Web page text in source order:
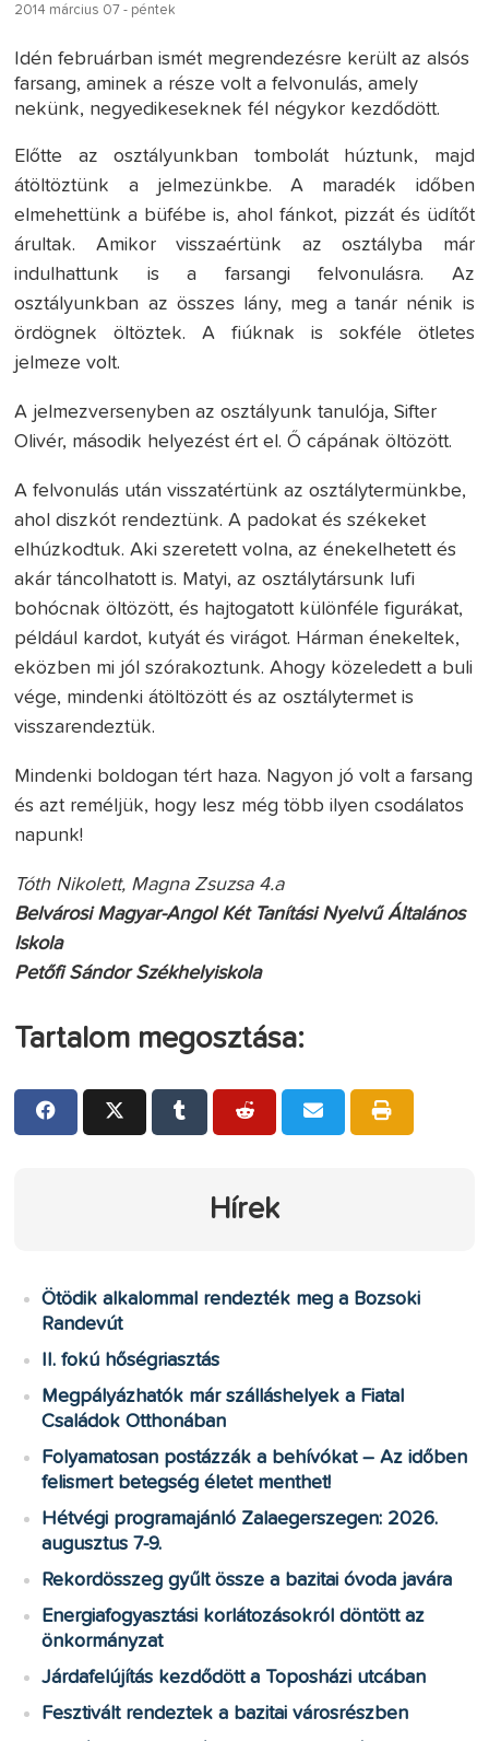
2014 március 07 - péntek
Idén februárban ismét megrendezésre került az alsós
farsang, aminek a része volt a felvonulás, amely
nekünk, negyedikeseknek fél négykor kezdődött.
Előtte az osztályunkban tombolát húztunk, majd
átöltöztünk a jelmezünkbe. A maradék időben
elmehettünk a büfébe is, ahol fánkot, pizzát és üdítőt
árultak. Amikor visszaértünk az osztályba már
indulhattunk is a farsangi felvonulásra. Az
osztályunkban az összes lány, meg a tanár nénik is
ördögnek öltöztek. A fiúknak is sokféle ötletes
jelmeze volt.
A jelmezversenyben az osztályunk tanulója, Sifter
Olivér, második helyezést ért el. Ő cápának öltözött.
A felvonulás után visszatértünk az osztálytermünkbe,
ahol diszkót rendeztünk. A padokat és székeket
elhúzkodtuk. Aki szeretett volna, az énekelhetett és
akár táncolhatott is. Matyi, az osztálytársunk lufi
bohócnak öltözött, és hajtogatott különféle figurákat,
például kardot, kutyát és virágot. Hárman énekeltek,
eközben mi jól szórakoztunk. Ahogy közeledett a buli
vége, mindenki átöltözött és az osztálytermet is
visszarendeztük.
Mindenki boldogan tért haza. Nagyon jó volt a farsang
és azt reméljük, hogy lesz még több ilyen csodálatos
napunk!
Tóth Nikolett, Magna Zsuzsa 4.a
Belvárosi Magyar-Angol Két Tanítási Nyelvű Általános
Iskola
Petőfi Sándor Székhelyiskola
Tartalom megosztása:
Hírek
Ötödik alkalommal rendezték meg a Bozsoki
Randevút
II. fokú hőségriasztás
Megpályázhatók már szálláshelyek a Fiatal
Családok Otthonában
Folyamatosan postázzák a behívókat – Az időben
felismert betegség életet menthet!
Hétvégi programajánló Zalaegerszegen: 2026.
augusztus 7-9.
Rekordösszeg gyűlt össze a bazitai óvoda javára
Energiafogyasztási korlátozásokról döntött az
önkormányzat
Járdafelújítás kezdődött a Toposházi utcában
Fesztivált rendeztek a bazitai városrészben